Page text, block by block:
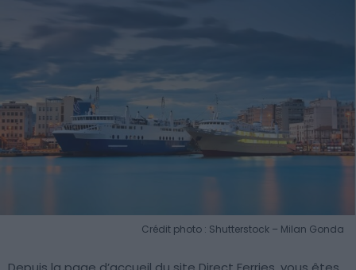
Crédit photo : Shutterstock – Milan Gonda